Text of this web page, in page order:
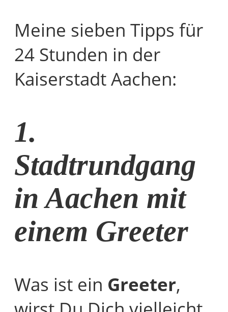
Meine sieben Tipps für
24 Stunden in der
Kaiserstadt Aachen:
1.
Stadtrundgang
in Aachen mit
einem Greeter
Was ist ein Greeter,